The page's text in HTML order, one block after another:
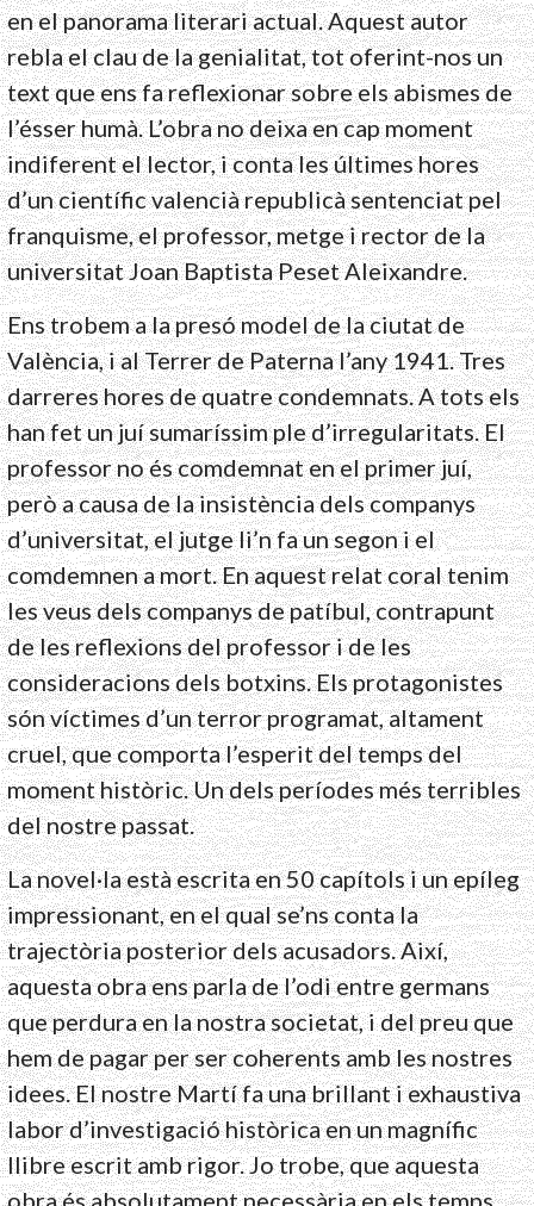
en el panorama literari actual. Aquest autor
rebla el clau de la genialitat, tot oferint-nos un
text que ens fa reflexionar sobre els abismes de
l’ésser humà. L’obra no deixa en cap moment
indiferent el lector, i conta les últimes hores
d’un científic valencià republicà sentenciat pel
franquisme, el professor, metge i rector de la
universitat Joan Baptista Peset Aleixandre.
Ens trobem a la presó model de la ciutat de
València, i al Terrer de Paterna l’any 1941. Tres
darreres hores de quatre condemnats. A tots els
han fet un juí sumaríssim ple d’irregularitats. El
professor no és comdemnat en el primer juí,
però a causa de la insistència dels companys
d’universitat, el jutge li’n fa un segon i el
comdemnen a mort. En aquest relat coral tenim
les veus dels companys de patíbul, contrapunt
de les reflexions del professor i de les
consideracions dels botxins. Els protagonistes
són víctimes d’un terror programat, altament
cruel, que comporta l’esperit del temps del
moment històric. Un dels períodes més terribles
del nostre passat.
La novel·la està escrita en 50 capítols i un epíleg
impressionant, en el qual se’ns conta la
trajectòria posterior dels acusadors. Així,
aquesta obra ens parla de l’odi entre germans
que perdura en la nostra societat, i del preu que
hem de pagar per ser coherents amb les nostres
idees. El nostre Martí fa una brillant i exhaustiva
labor d’investigació històrica en un magnífic
llibre escrit amb rigor. Jo trobe, que aquesta
obra és absolutament necessària en els temps